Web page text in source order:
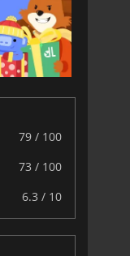
79 / 100
73 / 100
6.3 / 10